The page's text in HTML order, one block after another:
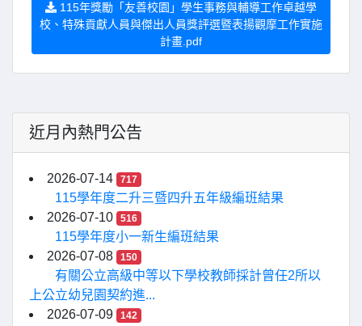
115年獎勵「友善校園」學生事務與輔導工作卓越學
校、特殊貢獻人員與傑出人員獎評選暨表揚觀摩工作實施
計畫.pdf
近月內熱門公告
2026-07-14 717
115學年度二升三暨四升五年級編班結果
2026-07-10
516
115學年度小一新生編班結果
2026-07-08
150
有關公立高級中等以下學校教師採計曾任2所以
上公立幼兒園契約進...
2026-07-09
142